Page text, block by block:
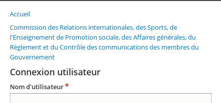
Fil
d'Ariane
Accueil
Commission des Relations internationales, des Sports, de
l'Enseignement de Promotion sociale, des Affaires générales, du
Règlement et du Contrôle des communications des membres du
Gouvernement
Connexion utilisateur
Nom d'utilisateur